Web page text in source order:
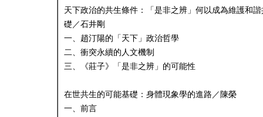
天下政治的共生條件：「是非之辨」何以成為維護和
礎／石井剛
一、趙汀陽的「天下」政治哲學
二、衝突永續的人文機制
三、《莊子》「是非之辨」的可能性
在世共生的可能基礎：身體現象學的進路／陳榮
一、前言